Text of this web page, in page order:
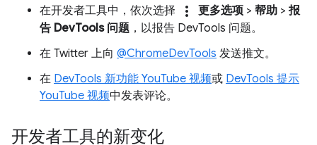
在开发者工具中，依次选择
more_vert 更多选项 > 帮助 > 报
告 DevTools 问题 ，以报告 DevTools 问题。
在 Twitter 上向 @ChromeDevTools 发送推文。
在 DevTools 新功能 YouTube 视频或 DevTools 提示
YouTube 视频中发表评论。
开发者工具的新变化